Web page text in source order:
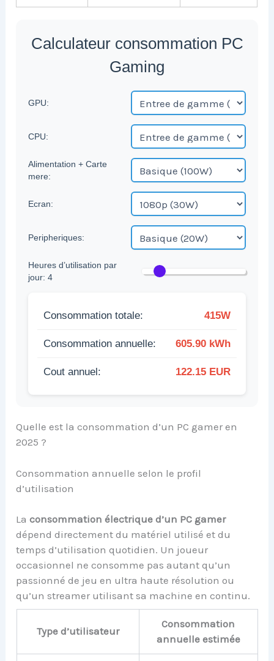
Calculateur consommation PC
Gaming
GPU:
CPU:
Alimentation + Carte
mere:
Ecran:
Peripheriques:
Heures d’utilisation par
jour:4
Consommation totale: 415W
Consommation annuelle: 605.90 kWh
Cout annuel: 122.15 EUR
Quelle est la consommation d’un PC gamer en
2025 ?
Consommation annuelle selon le profil
d’utilisation
Laconsommation électrique d’un PC gamer
dépend directement du matériel utilisé et du
temps d’utilisation quotidien. Un joueur
occasionnel ne consomme pas autant qu’un
passionné de jeu en ultra haute résolution ou
qu’un streamer utilisant sa machine en continu.
Type d’utilisateur
Consommation
annuelle estimée